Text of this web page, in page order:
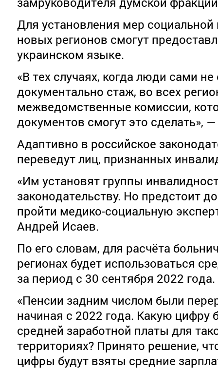
Для установления мер
новых регионов смогут
украинском языке.
«В тех случаях, когда люди сами
документально стаж, во всех
межведомственные комиссии,
документов смогут это сделать»,
Адаптивно в российское
переведут лиц, признанных
«Им установят группы
законодательству. Но предстоит
пройти медико-социальную
Андрей Исаев.
По его словам, для расчёта
регионах будет использоваться
за период с 30 сентября 2022 года.
«Пенсии задним числом были
начиная с 2022 года. Какую цифру
средней заработной платы для
территориях? Принято решение,
цифры будут взяты средние